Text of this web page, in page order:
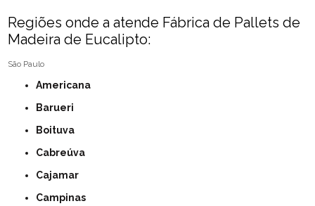
Regiões onde a atende Fábrica de Pallets de
Madeira de Eucalipto:
São Paulo
Americana
Barueri
Boituva
Cabreúva
Cajamar
Campinas